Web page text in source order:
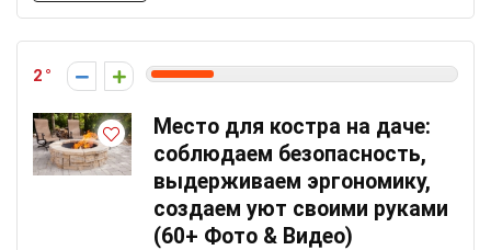
2
Место для костра на даче:
соблюдаем безопасность,
выдерживаем эргономику,
создаем уют своими руками
(60+ Фото & Видео)